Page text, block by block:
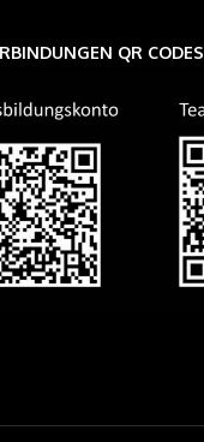
QR CODES